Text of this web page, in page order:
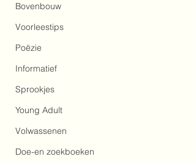
Bovenbouw
Voorleestips
Poëzie
Informatief
Sprookjes
Young Adult
Volwassenen
Doe-en zoekboeken